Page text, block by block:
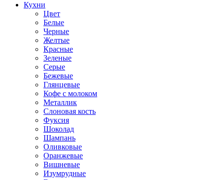
Кухни
Цвет
Белые
Черные
Желтые
Красные
Зеленые
Серые
Бежевые
Глянцевые
Кофе с молоком
Металлик
Слоновая кость
Фуксия
Шоколад
Шампань
Оливковые
Оранжевые
Вишневые
Изумрудные